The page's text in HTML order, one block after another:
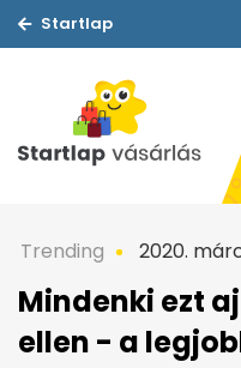
Startlap
Trending 2020.
Mindenki ezt
ellen - a